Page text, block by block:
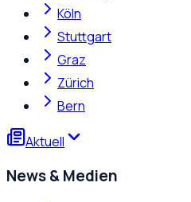
Köln
Stuttgart
Graz
Zürich
Bern
Aktuell
News & Medien